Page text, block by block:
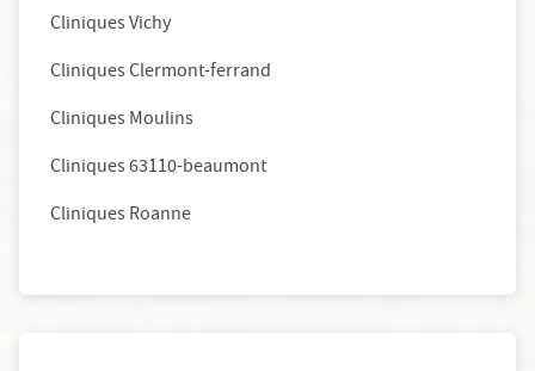
Cliniques Vichy
Cliniques Clermont-ferrand
Cliniques Moulins
Cliniques 63110-beaumont
Cliniques Roanne